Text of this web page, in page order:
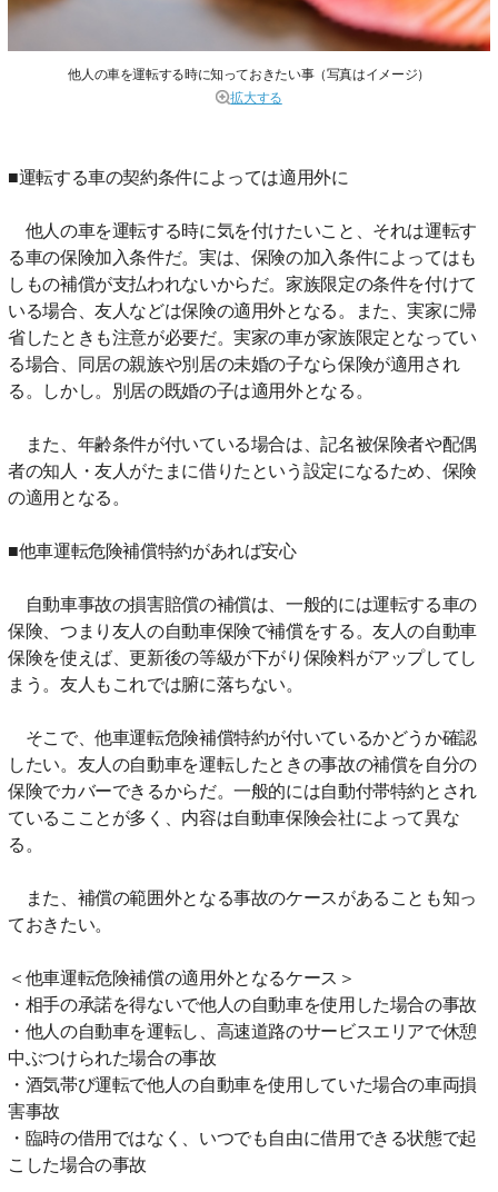
他人の車を運転する時に知っておきたい事（写真はイメージ）
拡大する
■運転する車の契約条件によっては適用外に
他人の車を運転する時に気を付けたいこと、それは運転す
る車の保険加入条件だ。実は、保険の加入条件によってはも
しもの補償が支払われないからだ。家族限定の条件を付けて
いる場合、友人などは保険の適用外となる。また、実家に帰
省したときも注意が必要だ。実家の車が家族限定となってい
る場合、同居の親族や別居の未婚の子なら保険が適用され
る。しかし。別居の既婚の子は適用外となる。
また、年齢条件が付いている場合は、記名被保険者や配偶
者の知人・友人がたまに借りたという設定になるため、保険
の適用となる。
■他車運転危険補償特約があれば安心
自動車事故の損害賠償の補償は、一般的には運転する車の
保険、つまり友人の自動車保険で補償をする。友人の自動車
保険を使えば、更新後の等級が下がり保険料がアップしてし
まう。友人もこれでは腑に落ちない。
そこで、他車運転危険補償特約が付いているかどうか確認
したい。友人の自動車を運転したときの事故の補償を自分の
保険でカバーできるからだ。一般的には自動付帯特約とされ
ているこことが多く、内容は自動車保険会社によって異な
る。
また、補償の範囲外となる事故のケースがあることも知っ
ておきたい。
＜他車運転危険補償の適用外となるケース＞
・相手の承諾を得ないで他人の自動車を使用した場合の事故
・他人の自動車を運転し、高速道路のサービスエリアで休憩
中ぶつけられた場合の事故
・酒気帯び運転で他人の自動車を使用していた場合の車両損
害事故
・臨時の借用ではなく、いつでも自由に借用できる状態で起
こした場合の事故